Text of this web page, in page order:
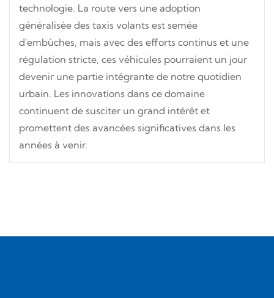
technologie. La route vers une adoption
généralisée des taxis volants est semée
d'embûches, mais avec des efforts continus et une
régulation stricte, ces véhicules pourraient un jour
devenir une partie intégrante de notre quotidien
urbain. Les innovations dans ce domaine
continuent de susciter un grand intérêt et
promettent des avancées significatives dans les
années à venir.